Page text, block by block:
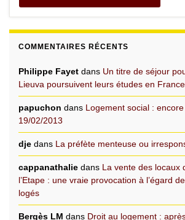
COMMENTAIRES RÉCENTS
Philippe Fayet dans Un titre de séjour
Lieuva poursuivent leurs études en France
papuchon dans Logement social :
19/02/2013
dje dans La préfète menteuse ou
cappanathalie dans La vente des locaux
l’Etape : une vraie provocation à l’égard
logés
Bergès LM dans Droit au logement :